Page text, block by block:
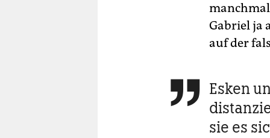
Gabriel ja
auf der
 Esken
sie es